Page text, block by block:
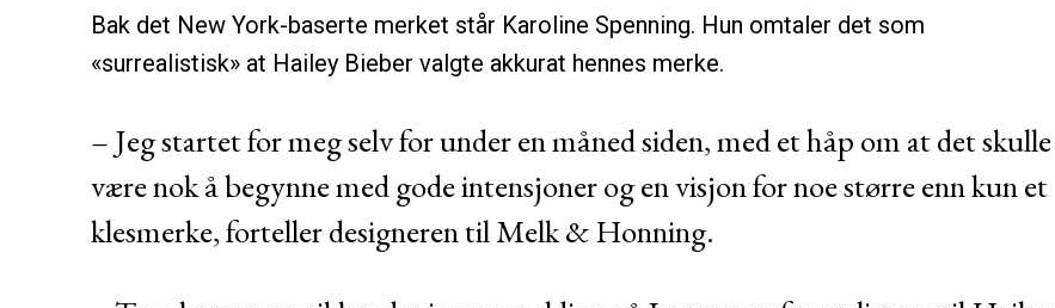
Bak det New York-baserte merket står Karoline Spenning. Hun omtaler det som
«surrealistisk» at Hailey Bieber valgte akkurat hennes merke.
– Jeg startet for meg selv for under en måned siden, med et håp om at det skulle
være nok å begynne med gode intensjoner og en visjon for noe større enn kun et
klesmerke, forteller designeren til Melk & Honning.